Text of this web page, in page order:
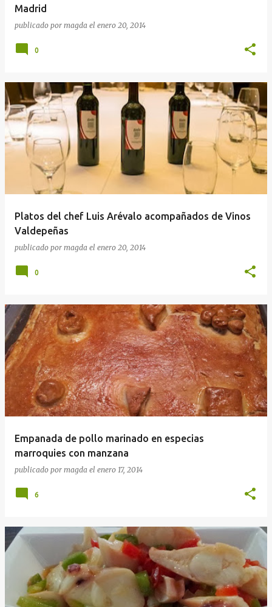
Madrid
publicado por magda el enero 20, 2014
0
Platos del chef Luis Arévalo acompañados de Vinos
Valdepeñas
publicado por magda el enero 20, 2014
0
Empanada de pollo marinado en especias
marroquies con manzana
publicado por magda el enero 17, 2014
6